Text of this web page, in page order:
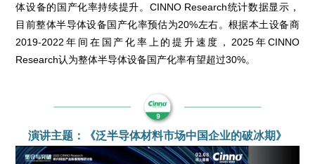
体设备的国产化率持续提升。CINNO Research统计数据显示，
目前整体半导体设备国产化率预估为20%左右。根据本土设备商
2019-2022年间在国产化率上的提升速度，2025年CINNO
Research认为整体半导体设备国产化率有望超过30%。
演讲主题：《泛半导体材料市场中国企业的破冰期》